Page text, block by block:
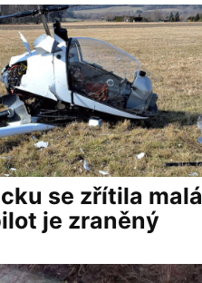
se zřítila malá
je zraněný